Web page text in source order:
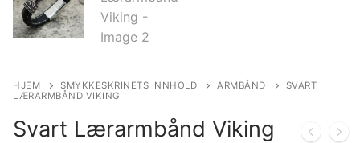
HJEM SMYKKESKRINETS INNHOLD ARMBÅND
SVART
LÆRARMBÅND VIKING
Svart Lærarmbånd Viking